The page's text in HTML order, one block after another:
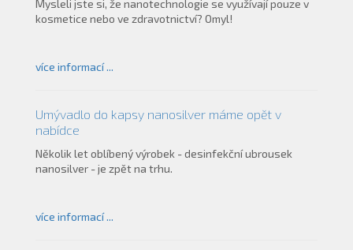
Mysleli jste si, že nanotechnologie se využívají pouze v
kosmetice nebo ve zdravotnictví? Omyl!
více informací ...
Umývadlo do kapsy nanosilver máme opět v
nabídce
Několik let oblíbený výrobek - desinfekční ubrousek
nanosilver - je zpět na trhu.
více informací ...